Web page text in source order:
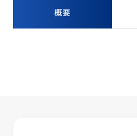
概要